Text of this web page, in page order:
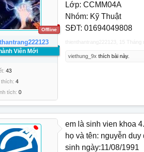
Offline
Viên Mới
43
4
tích: 0
Lớp: CCMM04A
Nhóm: Kỹ Thuật
SĐT: 01694049808
thienthantrang222123 15 Tháng
viethung_9x thích bài này.
em là sinh vien khoa
họ và tên: nguyễn duy
sinh ngày:11/08/1991